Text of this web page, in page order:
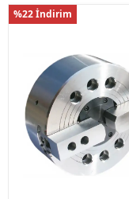
%22 İndirim